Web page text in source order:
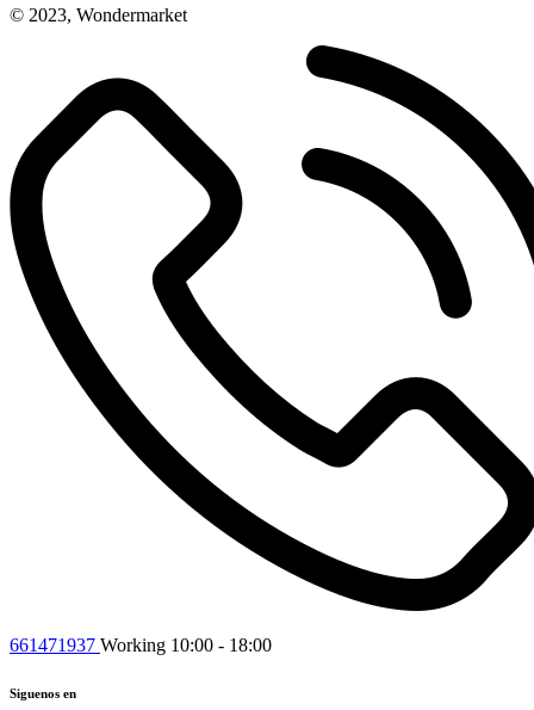
© 2023, Wondermarket
661471937 Working 10:00 - 18:00
Siguenos en